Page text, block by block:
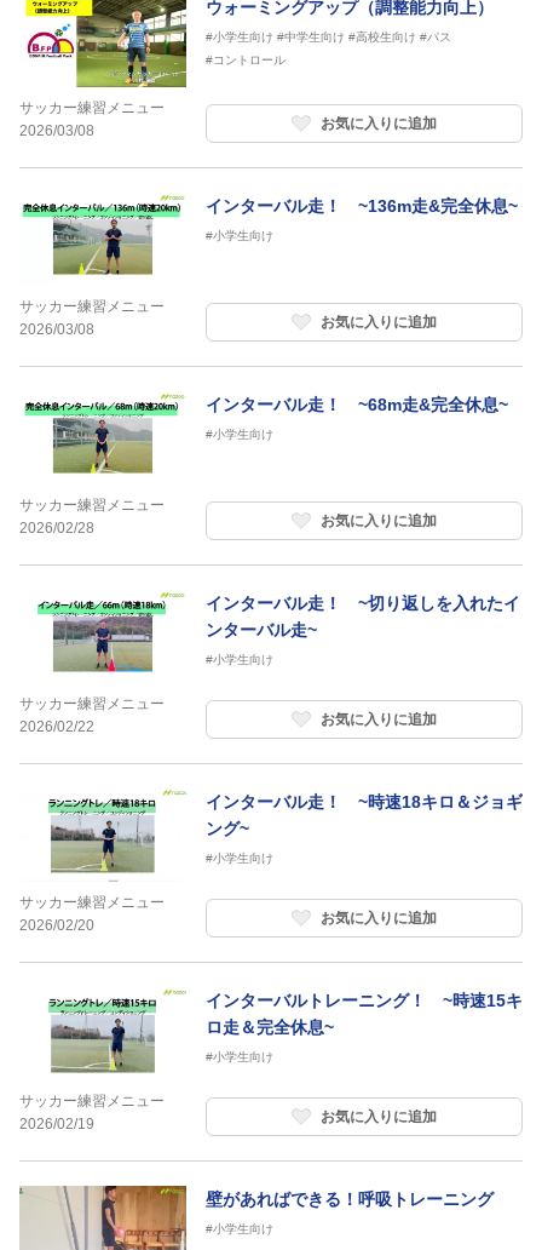
サッカー練習メニュー
2026/03/08
ウォーミングアップ（調整能力向上）
#小学生向け #中学生向け #高校生向け #パス
#コントロール
お気に入りに追加
サッカー練習メニュー
2026/03/08
インターバル走！ ~136m走&完全休息~
#小学生向け
お気に入りに追加
サッカー練習メニュー
2026/02/28
インターバル走！ ~68m走&完全休息~
#小学生向け
お気に入りに追加
サッカー練習メニュー
2026/02/22
インターバル走！ ~切り返しを入れたイ
ンターバル走~
#小学生向け
お気に入りに追加
サッカー練習メニュー
2026/02/20
インターバル走！ ~時速18キロ＆ジョギ
ング~
#小学生向け
お気に入りに追加
サッカー練習メニュー
2026/02/19
インターバルトレーニング！ ~時速15キ
ロ走＆完全休息~
#小学生向け
お気に入りに追加
壁があればできる！呼吸トレーニング
#小学生向け